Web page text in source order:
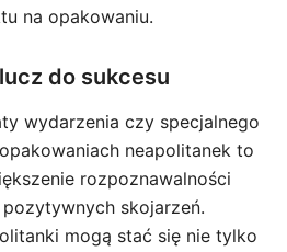
na opakowaniu.
do sukcesu
wydarzenia czy specjalnego
neapolitanek to
rozpoznawalności
skojarzeń.
mogą stać się nie tylko